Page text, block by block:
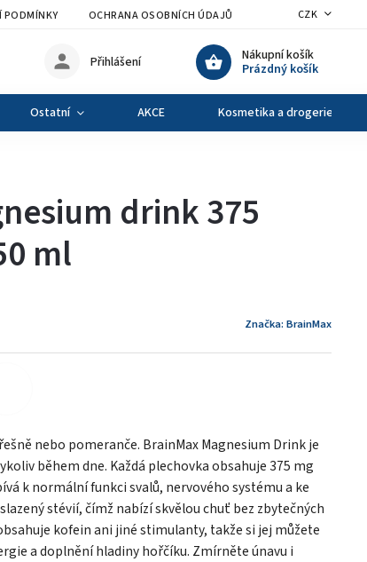
PODMÍNKY OCHRANA OSOBNÍCH ÚDAJŮ VÝMĚNA A VRÁCENÍ
CZK
Nákupní košík
Prázdný košík
Přihlášení
Ostatní AKCE Kosmetika a drogerie
drink 375
ml
Značka: BrainMax
nebo pomeranče. BrainMax Magnesium Drink je
během dne. Každá plechovka obsahuje 375 mg
k normální funkci svalů, nervového systému a ke
stévií, čímž nabízí skvělou chuť bez zbytečných
kofein ani jiné stimulanty, takže si jej můžete
a doplnění hladiny hořčíku. Zmírněte únavu i